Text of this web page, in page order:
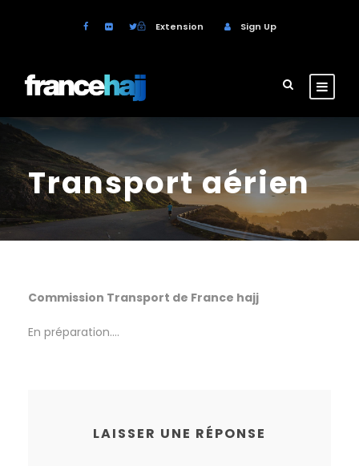
Extension Sign Up
Transport aérien
Commission Transport de France hajj
En préparation….
LAISSER UNE RÉPONSE